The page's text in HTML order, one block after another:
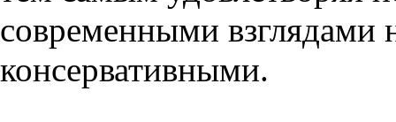
современными взглядами
консервативными.